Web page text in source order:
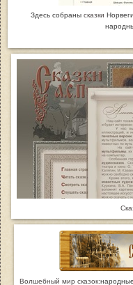
Здесь собраны сказки
Волшебный мир сказок: